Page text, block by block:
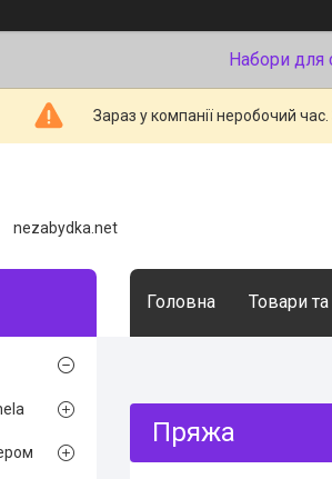
Набори для
Зараз у компанії неробочий
nezabydka.net
Головна Товари
Пряжа